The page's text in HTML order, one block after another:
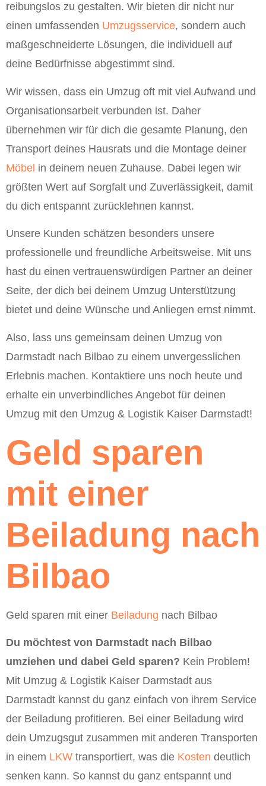
reibungslos zu gestalten. Wir bieten dir nicht nur
einen umfassenden Umzugsservice, sondern auch
maßgeschneiderte Lösungen, die individuell auf
deine Bedürfnisse abgestimmt sind.
Wir wissen, dass ein Umzug oft mit viel Aufwand und
Organisationsarbeit verbunden ist. Daher
übernehmen wir für dich die gesamte Planung, den
Transport deines Hausrats und die Montage deiner
Möbel in deinem neuen Zuhause. Dabei legen wir
größten Wert auf Sorgfalt und Zuverlässigkeit, damit
du dich entspannt zurücklehnen kannst.
Unsere Kunden schätzen besonders unsere
professionelle und freundliche Arbeitsweise. Mit uns
hast du einen vertrauenswürdigen Partner an deiner
Seite, der dich bei deinem Umzug Unterstützung
bietet und deine Wünsche und Anliegen ernst nimmt.
Also, lass uns gemeinsam deinen Umzug von
Darmstadt nach Bilbao zu einem unvergesslichen
Erlebnis machen. Kontaktiere uns noch heute und
erhalte ein unverbindliches Angebot für deinen
Umzug mit den Umzug & Logistik Kaiser Darmstadt!
Geld sparen
mit einer
Beiladung nach
Bilbao
Geld sparen mit einer Beiladung nach Bilbao
Du möchtest von Darmstadt nach Bilbao
umziehen und dabei Geld sparen? Kein Problem!
Mit Umzug & Logistik Kaiser Darmstadt aus
Darmstadt kannst du ganz einfach von ihrem Service
der Beiladung profitieren. Bei einer Beiladung wird
dein Umzugsgut zusammen mit anderen Transporten
in einem LKW transportiert, was die Kosten deutlich
senken kann. So kannst du ganz entspannt und